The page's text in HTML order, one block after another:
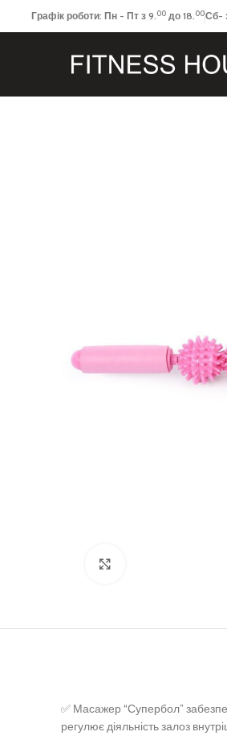
Графік роботи: Пн - Пт з 9.00до 18.00Сб-
✅ Масажер “Супербол”
регулює діяльність залоз